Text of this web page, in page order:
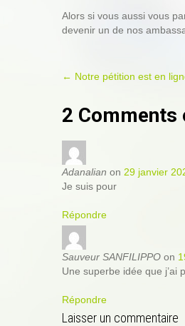
Alors si vous aussi vous
devenir un de nos
P
s
a
v
g
t
i
o
n
← Notre pétition est en
2 Comments
Adanalian on 29 janvier
Je suis pour
Répondre
Sauveur SANFILIPPO on
Une superbe idée que j’ai
Répondre
Laisser un commentaire